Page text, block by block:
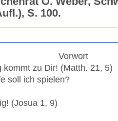
S. 100.
Vorwort
kommt zu Dir! (Matth. 21, 5)
soll ich spielen?
(Josua 1, 9)